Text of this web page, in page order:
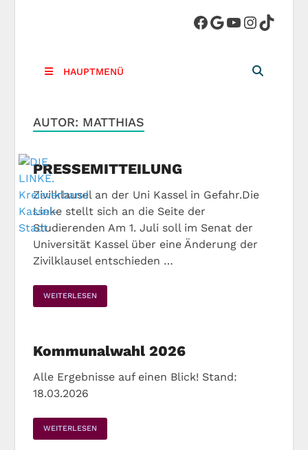
Kreisverband
Kassel-Stadt
HAUPTMENÜ
AUTOR: MATTHIAS
PRESSEMITTEILUNG
Zivilklausel an der Uni Kassel in Gefahr.Die
Linke stellt sich an die Seite der
Studierenden Am 1. Juli soll im Senat der
Universität Kassel über eine Änderung der
Zivilklausel entschieden …
WEITERLESEN
Kommunalwahl 2026
Alle Ergebnisse auf einen Blick! Stand:
18.03.2026
WEITERLESEN